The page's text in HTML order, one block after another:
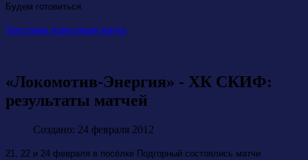
Будем готовиться.
Текстовая трансляция матча
«Локомотив-Энергия» - ХК СКИФ:
результаты матчей
Создано: 24 февраля 2012
21, 22 и 24 февраля в посёлке Подгорный состоялись матчи